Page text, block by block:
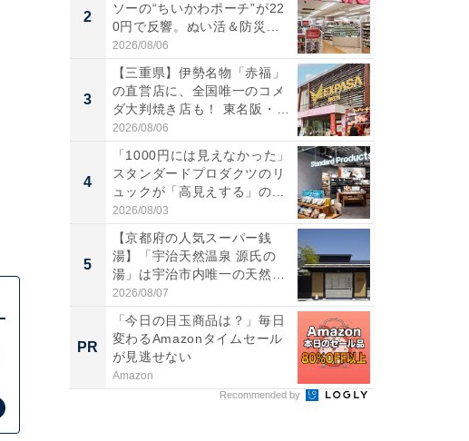
2
ソーの“ちいかわポーチ”が22
0円で反響。ぬい活＆防災...
2026/08/06
3
【三重県】伊勢名物「赤福」
の直営店に、全国唯一のコメ
ダ大判焼き店も！ 東名阪・
伊...
2026/08/06
4
「1000円には見えなかった」
スタンダードプロダクツのリ
ュックが「高見えする」の...
2026/08/03
5
【京都府の人気スーパー銭
湯】「宇治天然温泉 源氏の
湯」は宇治市内唯一の天然温
泉と...
2026/08/07
PR
「今日の目玉商品は？」毎日
変わるAmazonタイムセール
が見逃せない
Amazon
Recommended by